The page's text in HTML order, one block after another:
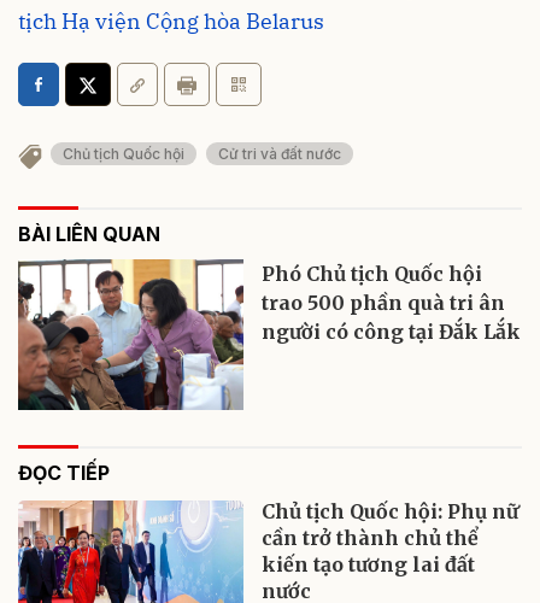
tịch Hạ viện Cộng hòa Belarus
Chủ tịch Quốc hội Cử tri và đất nước
BÀI LIÊN QUAN
Phó Chủ tịch Quốc hội
trao 500 phần quà tri ân
người có công tại Đắk Lắk
ĐỌC TIẾP
Chủ tịch Quốc hội: Phụ nữ
cần trở thành chủ thể
kiến tạo tương lai đất
nước